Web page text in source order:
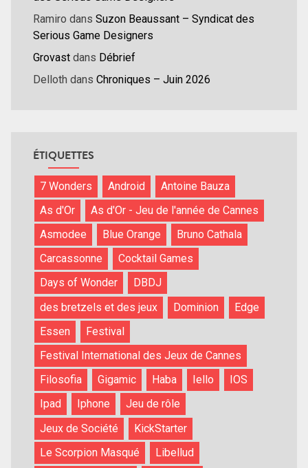
Ramiro dans Suzon Beaussant – Syndicat des
Serious Game Designers
Grovast dans Débrief
Delloth dans Chroniques – Juin 2026
ÉTIQUETTES
7 Wonders Android
Antoine Bauza
As d'Or
As d'Or - Jeu de l'année de Cannes
Asmodee
Blue Orange
Bruno Cathala
Carcassonne
Cocktail Games
Days of Wonder
DBDJ
des bretzels et des jeux
Dominion
Edge
Essen
Festival
Festival International des Jeux de Cannes
Filosofia
Gigamic Haba Iello
IOS
Ipad
Iphone
Jeu de rôle
Jeux de Société
KickStarter
Le Scorpion Masqué
Libellud